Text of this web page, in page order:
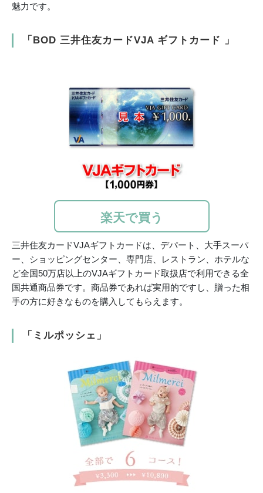
魅力です。
「BOD 三井住友カードVJA ギフトカード 」
楽天で買う
三井住友カードVJAギフトカードは、デパート、大手スーパ
ー、ショッピングセンター、専門店、レストラン、ホテルな
ど全国50万店以上のVJAギフトカード取扱店で利用できる全
国共通商品券です。商品券であれば実用的ですし、贈った相
手の方に好きなものを購入してもらえます。
「ミルポッシェ」